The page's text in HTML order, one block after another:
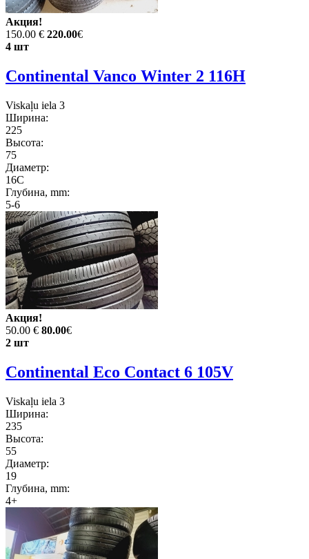
Акция!
150.00 € 220.00€
4 шт
Continental Vanco Winter 2 116H
Viskaļu iela 3
Ширина:
225
Высота:
75
Диаметр:
16C
Глубина, mm:
5-6
Акция!
50.00 € 80.00€
2 шт
Continental Eco Contact 6 105V
Viskaļu iela 3
Ширина:
235
Высота:
55
Диаметр:
19
Глубина, mm:
4+